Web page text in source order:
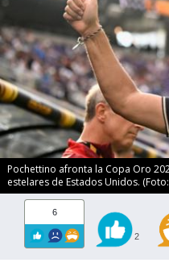
Pochettino afronta la Copa Oro
estelares de Estados Unidos. (Foto:
6
2